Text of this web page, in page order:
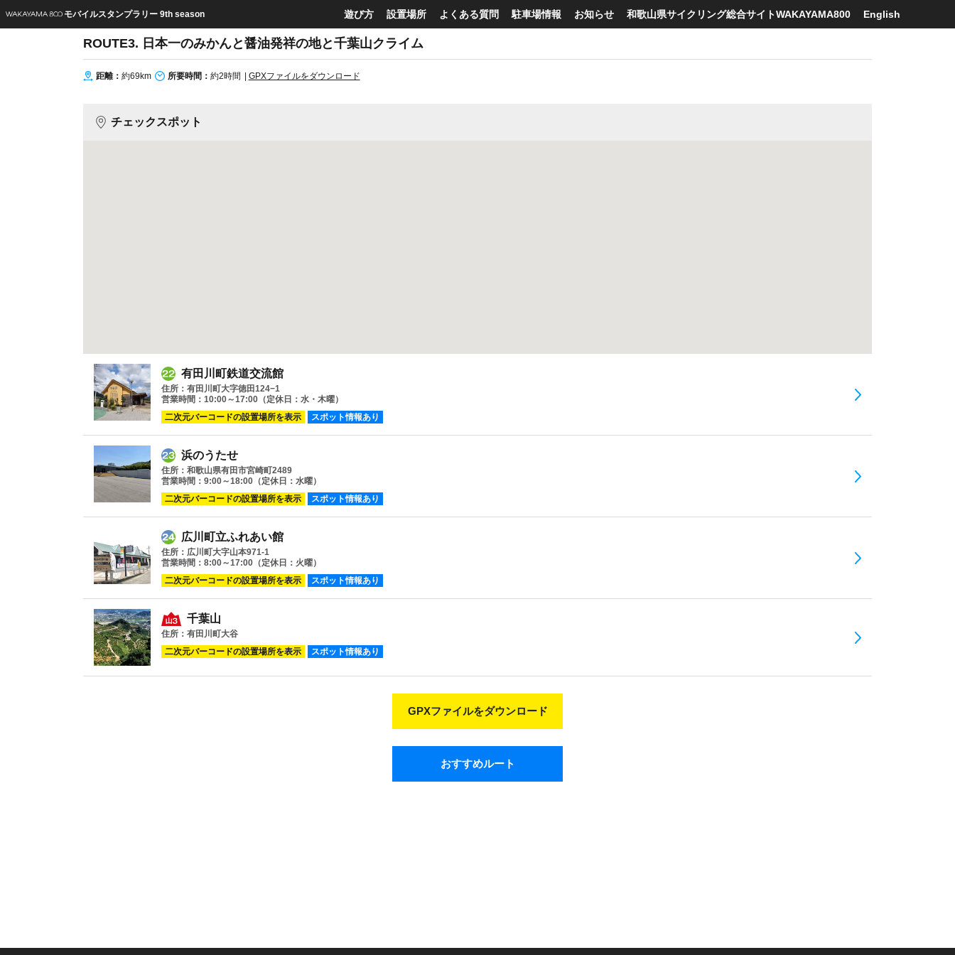
モバイルスタンプラリー 9th season 遊び方 設置場所 よくある質問 駐車場情報 お知らせ 和歌山県サイクリング総合サイトWAKAYAMA800 English
ROUTE3. 日本一のみかんと醤油発祥の地と千葉山クライム
距離 約69km 所要時間 約2時間 GPXファイルをダウンロード
チェックスポット
有田川町鉄道交流館
住所：有田川町大字徳田124−1
営業時間：10:00～17:00（定休日：水・木曜）
二次元バーコードの設置場所を表示
スポット情報あり
浜のうたせ
住所：和歌山県有田市宮崎町2489
営業時間：9:00～18:00（定休日：水曜）
二次元バーコードの設置場所を表示
スポット情報あり
広川町立ふれあい館
住所：広川町大字山本971-1
営業時間：8:00～17:00（定休日：火曜）
二次元バーコードの設置場所を表示
スポット情報あり
千葉山
住所：有田川町大谷
二次元バーコードの設置場所を表示
スポット情報あり
GPXファイルをダウンロード
おすすめルート